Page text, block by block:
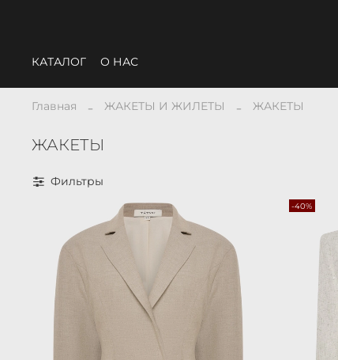
КАТАЛОГ О НАС
Главная ЖАКЕТЫ И ЖИЛЕТЫ ЖАКЕТЫ
ЖАКЕТЫ
Фильтры
-40%